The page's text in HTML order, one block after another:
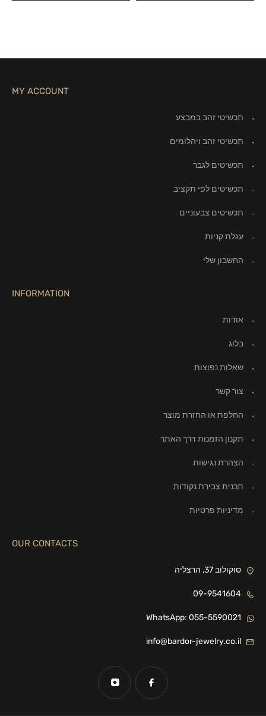
MY ACCOUNT
תכשיטי זהב במבצע
תכשיטי זהב ויהלומים
תכשיטים לגבר
תכשיטים לפי תקציב
תכשיטים צבעוניים
עגלת קניות
החשבון שלי
INFORMATION
אודות
בלוג
שאלות נפוצות
צור קשר
החלפת או החזרת מוצר
תקנון הזמנות דרך האתר
הצהרת נגישות
תכנית צבירת נקודות
מדיניות פרטיות
OUR CONTACTS
סוקולוב 37, הרצליה
09-9541604
WhatsApp: 055-5590021
info@bardor-jewelry.co.il